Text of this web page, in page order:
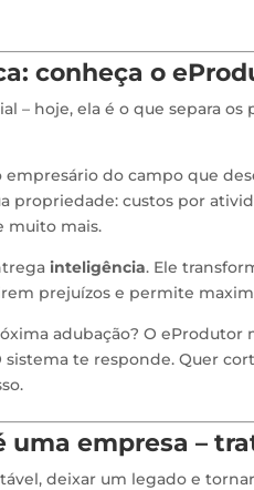
conheça o
– hoje, ela é o que separa
empresário do campo que
propriedade: custos por
muito mais.
inteligência. Ele
prejuízos e permite
adubação? O eProdutor
te responde. Quer
uma empresa –
deixar um legado e